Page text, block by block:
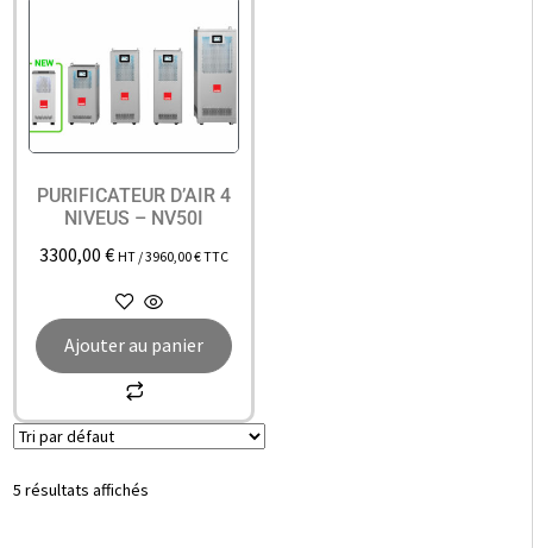
PURIFICATEUR D’AIR 4
NIVEUS – NV50I
3300,00 € HT /3960,00€TTC
Ajouter au panier
5 résultats affichés